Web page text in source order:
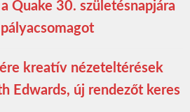
Quake 30. születésnapjára
kreatív nézeteltérések
Edwards, új rendezőt keres